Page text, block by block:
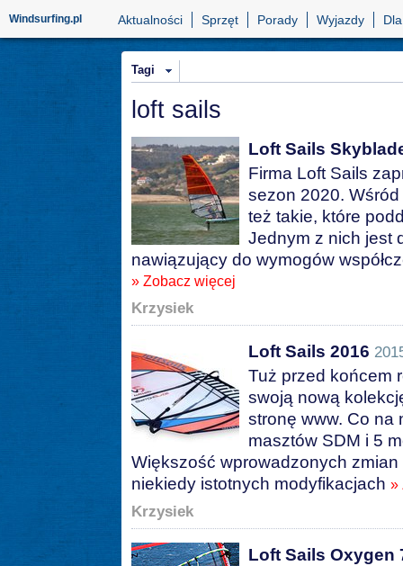
Windsurfing.pl Aktualności Sprzęt Porady Wyjazdy
Tagi
loft sails
Loft Sails
Firma Loft Sails
sezon 2020.
też takie, które
Jednym z nich jest
nawiązujący do wymogów
» Zobacz więcej
Krzysiek
Loft Sails 2016
Tuż przed końcem
swoją nową
stronę www. Co na
masztów SDM i 5
Większość wprowadzonych
niekiedy istotnych modyfikacjach »
Krzysiek
Loft Sails Oxygen